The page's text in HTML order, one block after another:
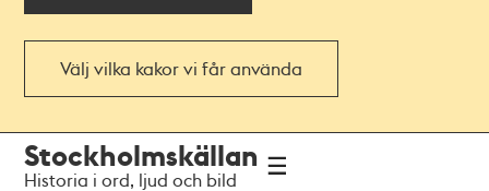
Välj vilka kakor vi får använda
navigationen
huvudinnehållet
Stockholmskällan
Historia i ord, ljud och bild